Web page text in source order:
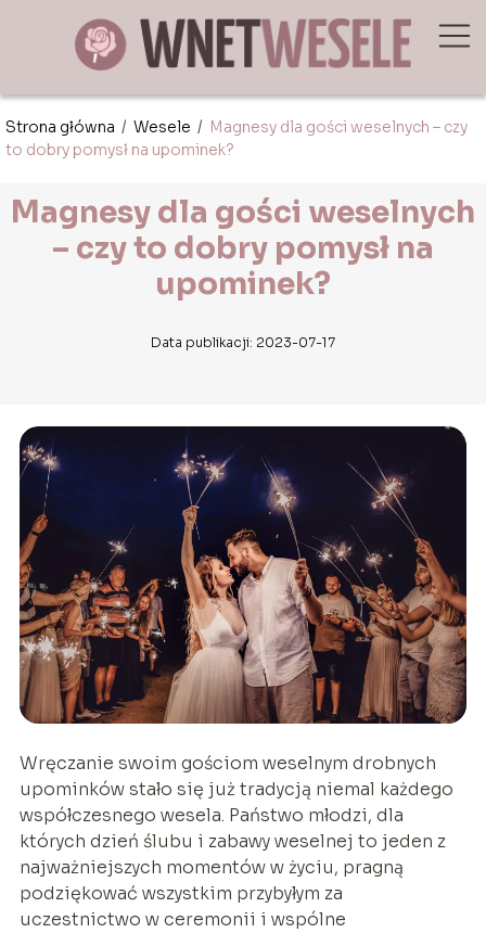
Strona główna / Wesele / Magnesy dla gości weselnych – czy
to dobry pomysł na upominek?
Magnesy dla gości weselnych
– czy to dobry pomysł na
upominek?
Data publikacji: 2023-07-17
Wręczanie swoim gościom weselnym drobnych
upominków stało się już tradycją niemal każdego
współczesnego wesela. Państwo młodzi, dla
których dzień ślubu i zabawy weselnej to jeden z
najważniejszych momentów w życiu, pragną
podziękować wszystkim przybyłym za
uczestnictwo w ceremonii i wspólne